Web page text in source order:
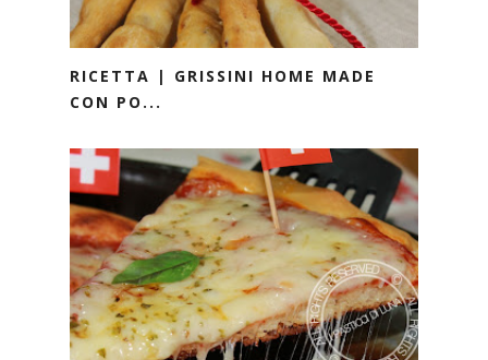
RICETTA | GRISSINI HOME MADE
CON PO...